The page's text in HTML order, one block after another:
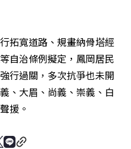
拓寬道路、規畫納骨塔經
自治條例擬定，鳳岡居民
行過關，多次抗爭也未開
、大眉、尚義、崇義、白
援。